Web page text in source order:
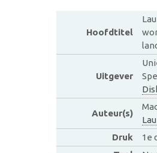
Hoofdtitel
Uitgever
Auteur(s)
Druk
1e